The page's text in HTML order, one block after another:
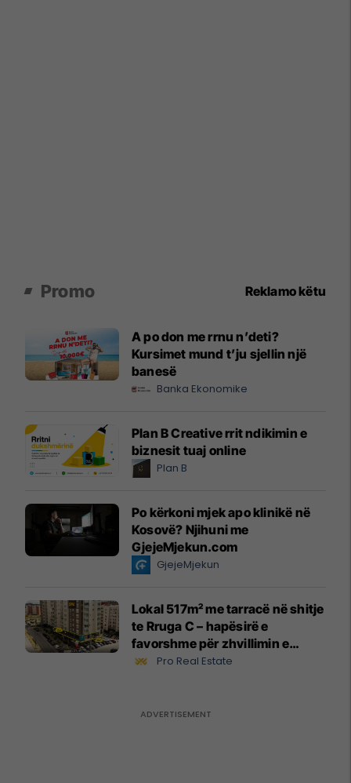
Promo Reklamo këtu
A po don me rrnu n’deti?
Kursimet mund t’ju sjellin një
banesë
Banka Ekonomike
Plan B Creative rrit ndikimin e
biznesit tuaj online
Plan B
Po kërkoni mjek apo klinikë në
Kosovë? Njihuni me
GjejeMjekun.com
GjejeMjekun
Lokal 517m² me tarracë në shitje
te Rruga C – hapësirë e
favorshme për zhvillimin e
biznesit #15796
Pro Real Estate